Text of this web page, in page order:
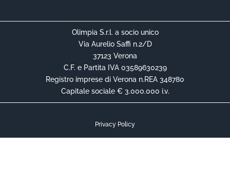
Olimpia S.r.l. a socio unico
Via Aurelio Saffi n.2/D
37123 Verona
C.F. e Partita IVA 03589630239
Registro imprese di Verona n.REA 348780
Capitale sociale € 3.000.000 i.v.
Privacy Policy